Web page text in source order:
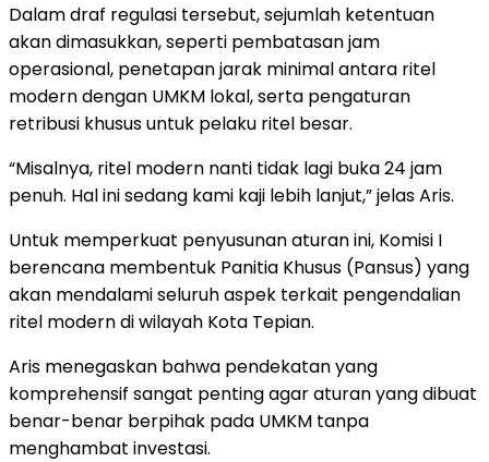
Dalam draf regulasi tersebut, sejumlah ketentuan
akan dimasukkan, seperti pembatasan jam
operasional, penetapan jarak minimal antara ritel
modern dengan UMKM lokal, serta pengaturan
retribusi khusus untuk pelaku ritel besar.
“Misalnya, ritel modern nanti tidak lagi buka 24 jam
penuh. Hal ini sedang kami kaji lebih lanjut,” jelas Aris.
Untuk memperkuat penyusunan aturan ini, Komisi I
berencana membentuk Panitia Khusus (Pansus) yang
akan mendalami seluruh aspek terkait pengendalian
ritel modern di wilayah Kota Tepian.
Aris menegaskan bahwa pendekatan yang
komprehensif sangat penting agar aturan yang dibuat
benar-benar berpihak pada UMKM tanpa
menghambat investasi.